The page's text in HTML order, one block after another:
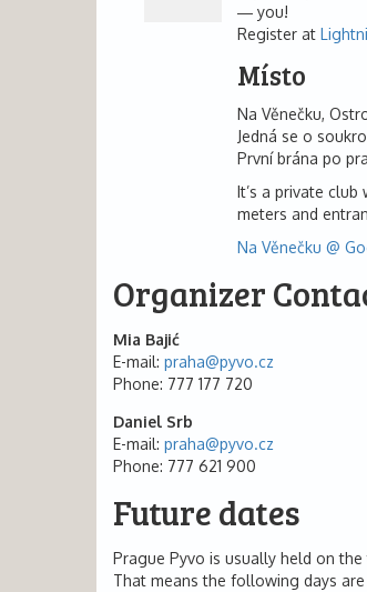
you!
Register at
Místo
Na Věnečku,
Jedná se o
První brána po
It’s a private
meters and
Na Věnečku @
Organizer
Mia Bajić
E-mail praha@pyvo.cz
Phone 777 177 720
Daniel Srb
E-mail praha@pyvo.cz
Phone 777 621 900
Future dates
Prague Pyvo is usually held on
That means the following days